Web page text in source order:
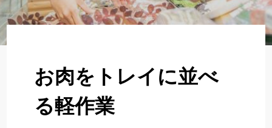
About 企業について
Partner
お肉をトレイに並べ
る軽作業